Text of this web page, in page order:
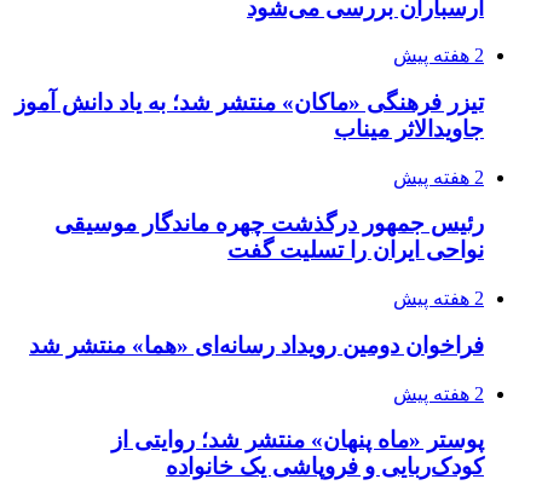
ارسباران بررسی می‌شود
2 هفته پیش
تیزر فرهنگی «ماکان» منتشر شد؛ به یاد دانش آموز
جاویدالاثر میناب
2 هفته پیش
رئیس جمهور درگذشت چهره ماندگار موسیقی
نواحی ایران را تسلیت گفت
2 هفته پیش
فراخوان دومین رویداد رسانه‌ای «هما» منتشر شد
2 هفته پیش
پوستر «ماه پنهان» منتشر شد؛ روایتی از
کودک‌ربایی و فروپاشی یک خانواده